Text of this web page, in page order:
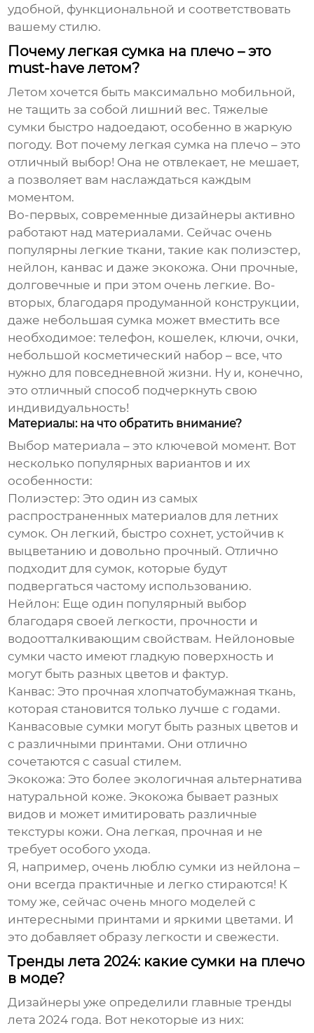
удобной, функциональной и соответствовать
вашему стилю.
Почему легкая сумка на плечо – это
must-have летом?
Летом хочется быть максимально мобильной,
не тащить за собой лишний вес. Тяжелые
сумки быстро надоедают, особенно в жаркую
погоду. Вот почемулегкая сумка на плечо – это
отличный выбор! Она не отвлекает, не мешает,
а позволяет вам наслаждаться каждым
моментом.
Во-первых, современные дизайнеры активно
работают над материалами. Сейчас очень
популярны легкие ткани, такие как полиэстер,
нейлон, канвас и даже экокожа. Они прочные,
долговечные и при этом очень легкие. Во-
вторых, благодаря продуманной конструкции,
даже небольшая сумка может вместить все
необходимое: телефон, кошелек, ключи, очки,
небольшой косметический набор – все, что
нужно для повседневной жизни. Ну и, конечно,
это отличный способ подчеркнуть свою
индивидуальность!
Материалы: на что обратить внимание?
Выбор материала – это ключевой момент. Вот
несколько популярных вариантов и их
особенности:
Полиэстер: Это один из самых
распространенных материалов для летних
сумок. Он легкий, быстро сохнет, устойчив к
выцветанию и довольно прочный. Отлично
подходит для сумок, которые будут
подвергаться частому использованию.
Нейлон: Еще один популярный выбор
благодаря своей легкости, прочности и
водоотталкивающим свойствам. Нейлоновые
сумки часто имеют гладкую поверхность и
могут быть разных цветов и фактур.
Канвас: Это прочная хлопчатобумажная ткань,
которая становится только лучше с годами.
Канвасовые сумки могут быть разных цветов и
с различными принтами. Они отлично
сочетаются с casual стилем.
Экокожа: Это более экологичная альтернатива
натуральной коже. Экокожа бывает разных
видов и может имитировать различные
текстуры кожи. Она легкая, прочная и не
требует особого ухода.
Я, например, очень люблю сумки из нейлона –
они всегда практичные и легко стираются! К
тому же, сейчас очень много моделей с
интересными принтами и яркими цветами. И
это добавляет образу легкости и свежести.
Тренды лета 2024: какие сумки на плечо
в моде?
Дизайнеры уже определили главные тренды
лета 2024 года. Вот некоторые из них: